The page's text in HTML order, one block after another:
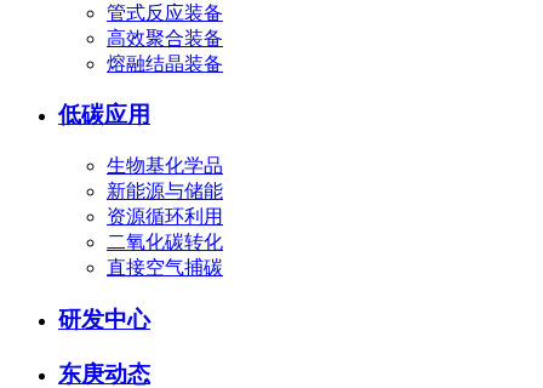
管式反应装备
高效聚合装备
熔融结晶装备
低碳应用
生物基化学品
新能源与储能
资源循环利用
二氧化碳转化
直接空气捕碳
研发中心
东庚动态